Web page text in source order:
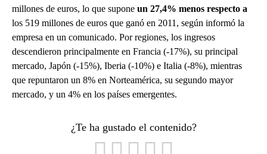
millones de euros, lo que supone un 27,4% menos respecto a
los 519 millones de euros que ganó en 2011, según informó la
empresa en un comunicado. Por regiones, los ingresos
descendieron principalmente en Francia (-17%), su principal
mercado, Japón (-15%), Iberia (-10%) e Italia (-8%), mientras
que repuntaron un 8% en Norteamérica, su segundo mayor
mercado, y un 4% en los países emergentes.
¿Te ha gustado el contenido?